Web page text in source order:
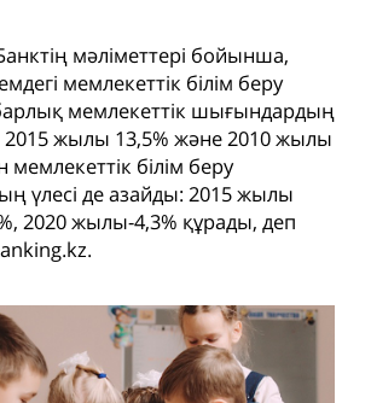
мәліметтері бойынша,
мемлекеттік білім беру
мемлекеттік шығындардың
2015 жылы 13,5% және 2010 жылы
мемлекеттік білім беру
үлесі де азайды: 2015 жылы
2020 жылы-4,3% құрады, деп